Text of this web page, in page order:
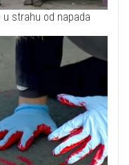
u strahu od napada